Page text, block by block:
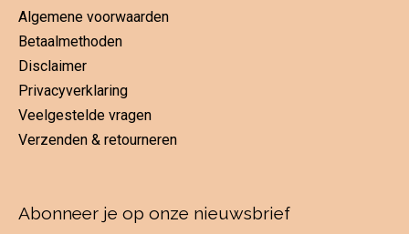
Algemene voorwaarden
Betaalmethoden
Disclaimer
Privacyverklaring
Veelgestelde vragen
Verzenden & retourneren
Abonneer je op onze nieuwsbrief